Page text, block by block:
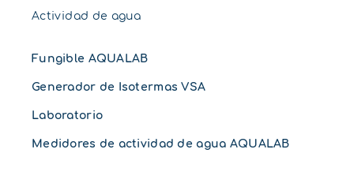
Actividad de agua
Fungible AQUALAB
Generador de Isotermas VSA
Laboratorio
Medidores de actividad de agua AQUALAB